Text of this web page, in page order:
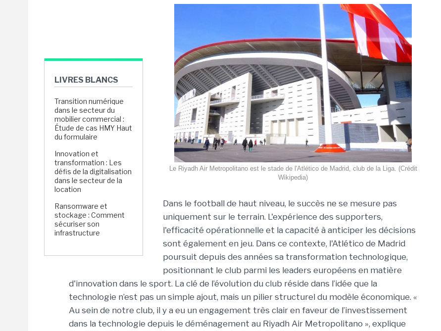
LIVRES BLANCS
Transition numérique
dans le secteur du
mobilier commercial :
Étude de cas HMY Haut
du formulaire
Innovation et
transformation : Les
défis de la digitalisation
dans le secteur de la
location
Ransomware et
stockage : Comment
sécuriser son
infrastructure
Le Riyadh Air Metropolitano est le stade de l'Atlético de Madrid, club de la Liga. (Crédit
Wikipedia)
Dans le football de haut niveau, le succès ne se mesure pas
uniquement sur le terrain. L'expérience des supporters,
l'efficacité opérationnelle et la capacité à anticiper les décisions
sont également en jeu. Dans ce contexte, l'Atlético de Madrid
poursuit depuis des années sa transformation technologique,
positionnant le club parmi les leaders européens en matière
d'innovation dans le sport. La clé de l’évolution du club réside dans l’idée que la
technologie n’est pas un simple ajout, mais un pilier structurel du modèle économique. «
Au sein de notre club, il y a eu un engagement très clair en faveur de l’investissement
dans la technologie depuis le déménagement au Riyadh Air Metropolitano », explique